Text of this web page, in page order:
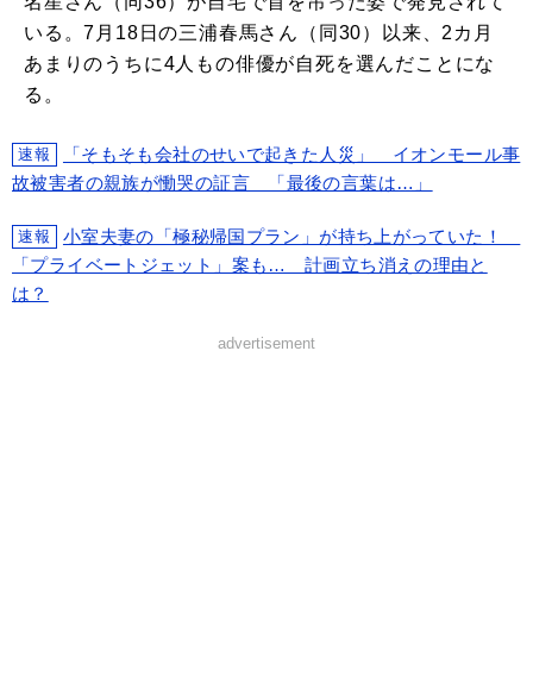
いる。7月18日の三浦春馬さん（同30）以来、2カ月
あまりのうちに4人もの俳優が自死を選んだことにな
る。
速報
「そもそも会社のせいで起きた人災」 イオンモール事
故被害者の親族が慟哭の証言 「最後の言葉は…」
速報
小室夫妻の「極秘帰国プラン」が持ち上がっていた！
「プライベートジェット」案も… 計画立ち消えの理由と
は？
advertisement